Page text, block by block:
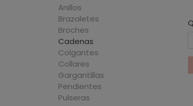
Anillos
Brazaletes
Broches
Cadenas
Colgantes
Collares
Gargantillas
Pendientes
Pulseras